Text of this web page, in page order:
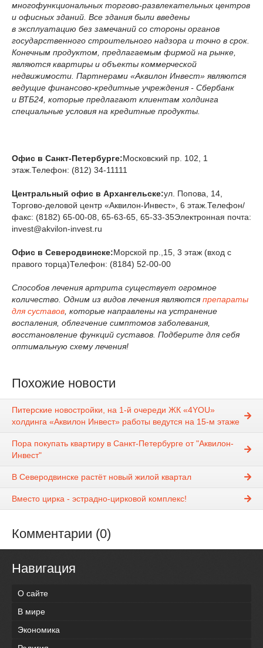
многофункциональных торгово-развлекательных центров
и офисных зданий. Все здания были введены
в эксплуатацию без замечаний со стороны органов
государственного строительного надзора и точно в срок.
Конечным продуктом, предлагаемым фирмой на рынке,
являются квартиры и объекты коммерческой
недвижимости. Партнерами «Аквилон Инвест» являются
ведущие финансово-кредитные учреждения - Сбербанк
и ВТБ24, которые предлагают клиентам холдинга
специальные условия на кредитные продукты.
Офис в Санкт-Петербурге:Московский пр. 102, 1
этаж.Телефон: (812) 34-11111
Центральный офис в Архангельске:ул. Попова, 14,
Торгово-деловой центр «Аквилон-Инвест», 6 этаж.Телефон/
факс: (8182) 65-00-08, 65-63-65, 65-33-35Электронная почта:
invest@akvilon-invest.ru
Офис в Северодвинске:Морской пр.,15, 3 этаж (вход с
правого торца)Телефон: (8184) 52-00-00
Способов лечения артрита существует огромное
количество. Одним из видов лечения являются препараты
для суставов , которые направлены на устранение
воспаления, облегчение симптомов заболевания,
восстановление функций суставов. Подберите для себя
оптимальную схему лечения!
Похожие новости
Питерские новостройки, на 1-й очереди ЖК «4YOU»
холдинга «Аквилон Инвест» работы ведутся на 15-м этаже
Пора покупать квартиру в Санкт-Петербурге от "Аквилон-
Инвест"
В Северодвинске растёт новый жилой квартал
Вместо цирка - эстрадно-цирковой комплекс!
Комментарии (0)
Навигация
О сайте
В мире
Экономика